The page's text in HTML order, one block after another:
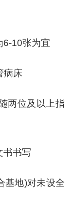
6-10张为宜
病床
两位及以上指
书书写
基地)对未设全